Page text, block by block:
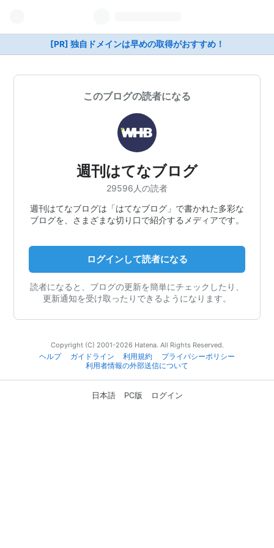
[PR] 独自ドメインは早めの取得がおすすめ！
このブログの読者になる
週刊はてなブログ
29596人の読者
週刊はてなブログは「はてなブログ」で書かれた多彩な
ブログを、さまざまな切り口で紹介するメディアです。
ログインして読者になる
読者になると、ブログの更新を簡単にチェックしたり、
更新通知を受け取ったりできるようになります。
Copyright (C) 2001-2026 Hatena. All Rights Reserved.
ヘルプ
ガイドライン 利用規約
プライバシーポリシー
利用者情報の外部送信について
日本語 PC版 ログイン